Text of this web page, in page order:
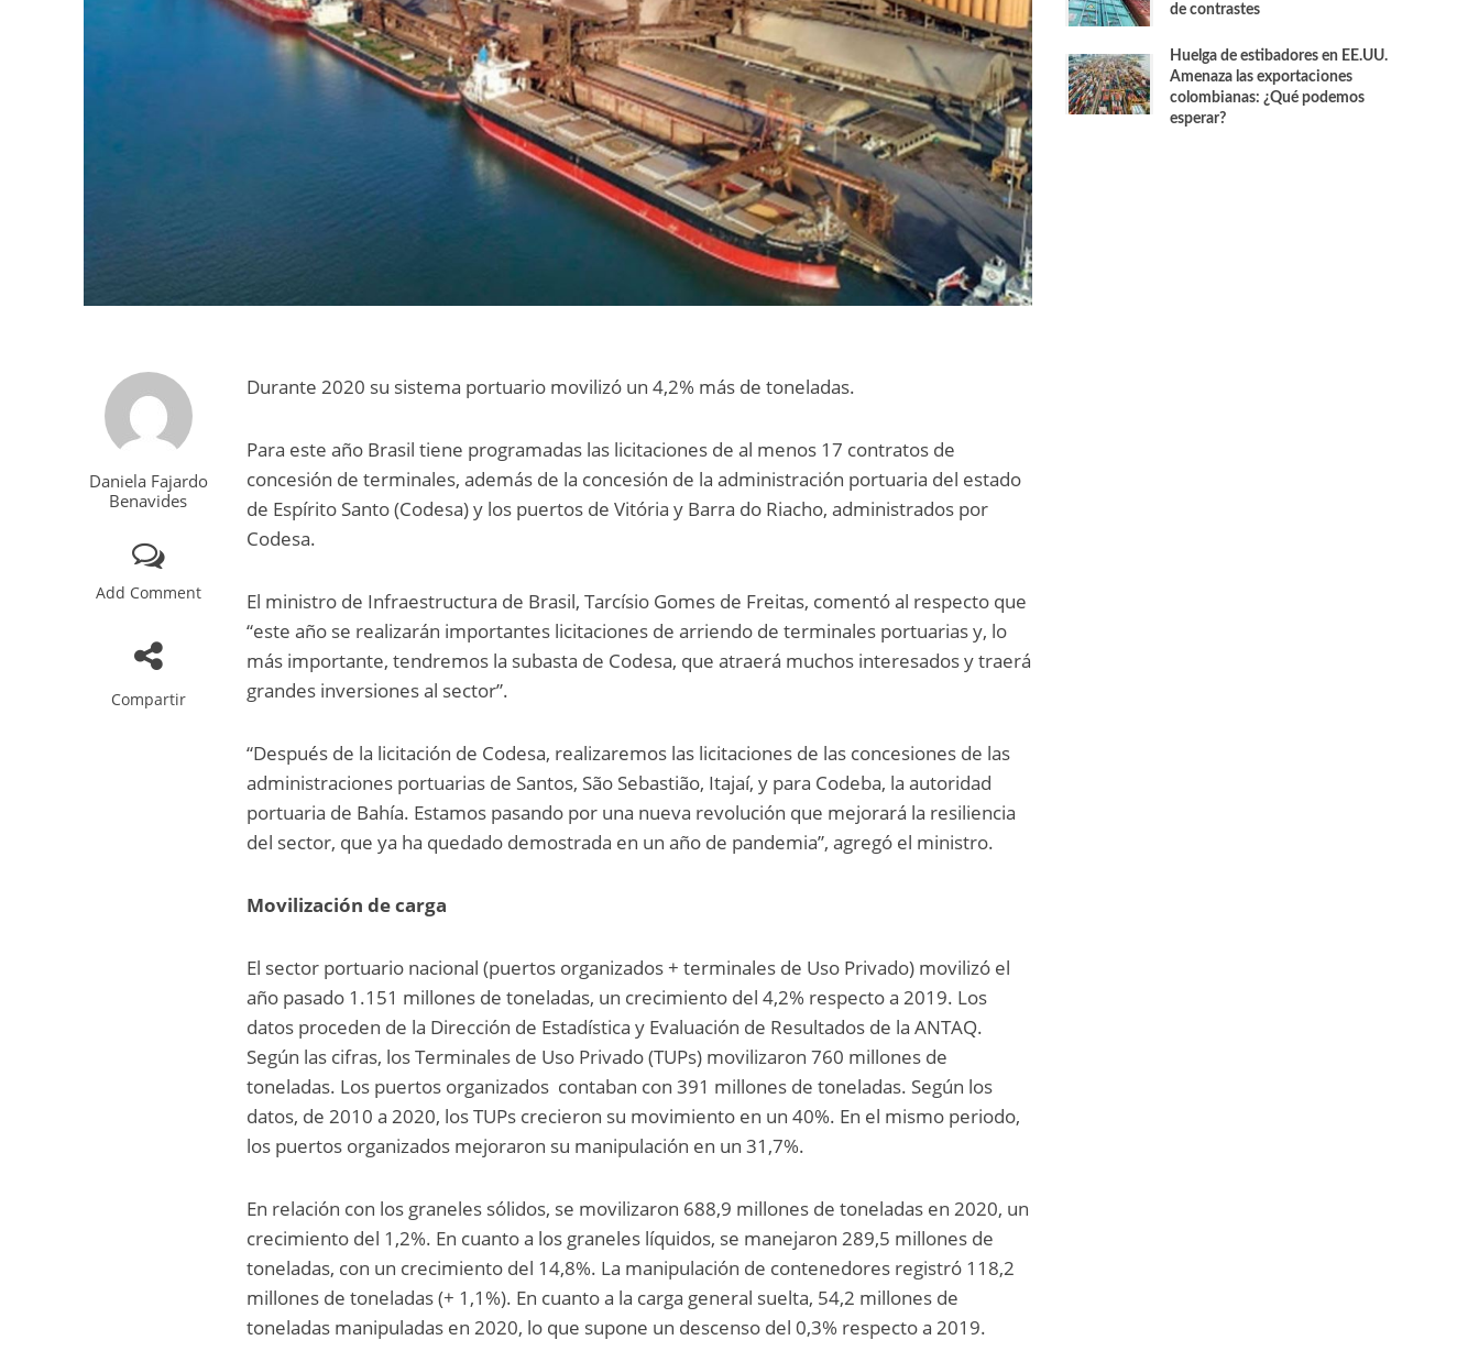
Daniela Fajardo
Benavides
Add Comment
Compartir
Durante 2020 su sistema portuario movilizó un 4,2% más de toneladas.
Para este año Brasil tiene programadas las licitaciones de al menos 17 contratos de
concesión de terminales, además de la concesión de la administración portuaria del estado
de Espírito Santo (Codesa) y los puertos de Vitória y Barra do Riacho, administrados por
Codesa.
El ministro de Infraestructura de Brasil, Tarcísio Gomes de Freitas, comentó al respecto que
“este año se realizarán importantes licitaciones de arriendo de terminales portuarias y, lo
más importante, tendremos la subasta de Codesa, que atraerá muchos interesados y traerá
grandes inversiones al sector”.
“Después de la licitación de Codesa, realizaremos las licitaciones de las concesiones de las
administraciones portuarias de Santos, São Sebastião, Itajaí, y para Codeba, la autoridad
portuaria de Bahía. Estamos pasando por una nueva revolución que mejorará la resiliencia
del sector, que ya ha quedado demostrada en un año de pandemia”, agregó el ministro.
Movilización de carga
El sector portuario nacional (puertos organizados + terminales de Uso Privado) movilizó el
año pasado 1.151 millones de toneladas, un crecimiento del 4,2% respecto a 2019. Los
datos proceden de la Dirección de Estadística y Evaluación de Resultados de la ANTAQ.
Según las cifras, los Terminales de Uso Privado (TUPs) movilizaron 760 millones de
toneladas. Los puertos organizados contaban con 391 millones de toneladas. Según los
datos, de 2010 a 2020, los TUPs crecieron su movimiento en un 40%. En el mismo periodo,
los puertos organizados mejoraron su manipulación en un 31,7%.
En relación con los graneles sólidos, se movilizaron 688,9 millones de toneladas en 2020, un
crecimiento del 1,2%. En cuanto a los graneles líquidos, se manejaron 289,5 millones de
toneladas, con un crecimiento del 14,8%. La manipulación de contenedores registró 118,2
millones de toneladas (+ 1,1%). En cuanto a la carga general suelta, 54,2 millones de
toneladas manipuladas en 2020, lo que supone un descenso del 0,3% respecto a 2019.
de contrastes
Huelga de estibadores en EE.UU.
Amenaza las exportaciones
colombianas: ¿Qué podemos
esperar?